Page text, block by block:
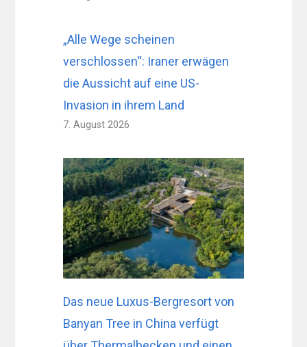
„Alle Wege scheinen
verschlossen“: Iraner erwägen
die Aussicht auf eine US-
Invasion in ihrem Land
7. August 2026
Das neue Luxus-Bergresort von
Banyan Tree in China verfügt